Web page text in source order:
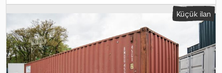
gerekiyor. Dsdsyd T H Rjpfx Ag Sskr
Küçük ilan